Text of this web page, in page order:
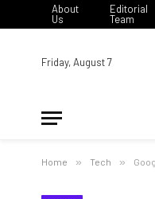
About
Us
Editorial
Team
Friday, August 7
Home » Tech »